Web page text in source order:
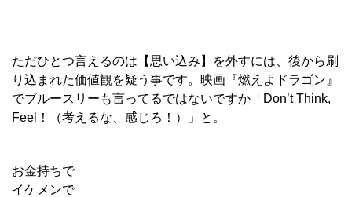
ただひとつ言えるのは【思い込み】を外すには、後から刷
り込まれた価値観を疑う事です。映画『燃えよドラゴン』
でブルースリーも言ってるではないですか「Don’t Think,
Feel！（考えるな、感じろ！）」と。
お金持ちで
イケメンで